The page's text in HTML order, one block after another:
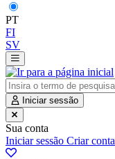
PT
FI
SV
Iniciar sessão
Sua conta
Iniciar sessão Criar conta